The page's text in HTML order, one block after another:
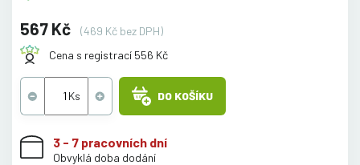
567 Kč
(469 Kč bez DPH)
Cena s registrací 556 Kč
DO KOŠÍKU
3 - 7 pracovních dní
Obvyklá doba dodání